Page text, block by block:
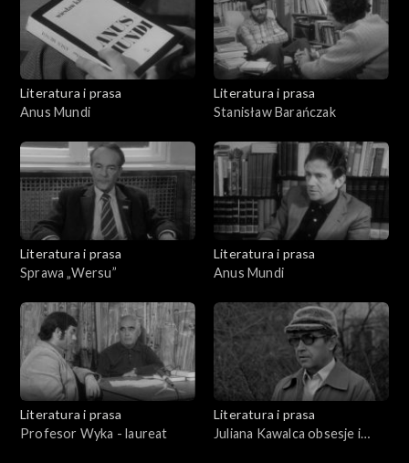
Literatura i prasa
Anus Mundi
Literatura i prasa
Stanisław Barańczak
Literatura i prasa
Sprawa „Wersu”
Literatura i prasa
Anus Mundi
Literatura i prasa
Profesor Wyka - laureat
Literatura i prasa
Juliana Kawalca obsesje i